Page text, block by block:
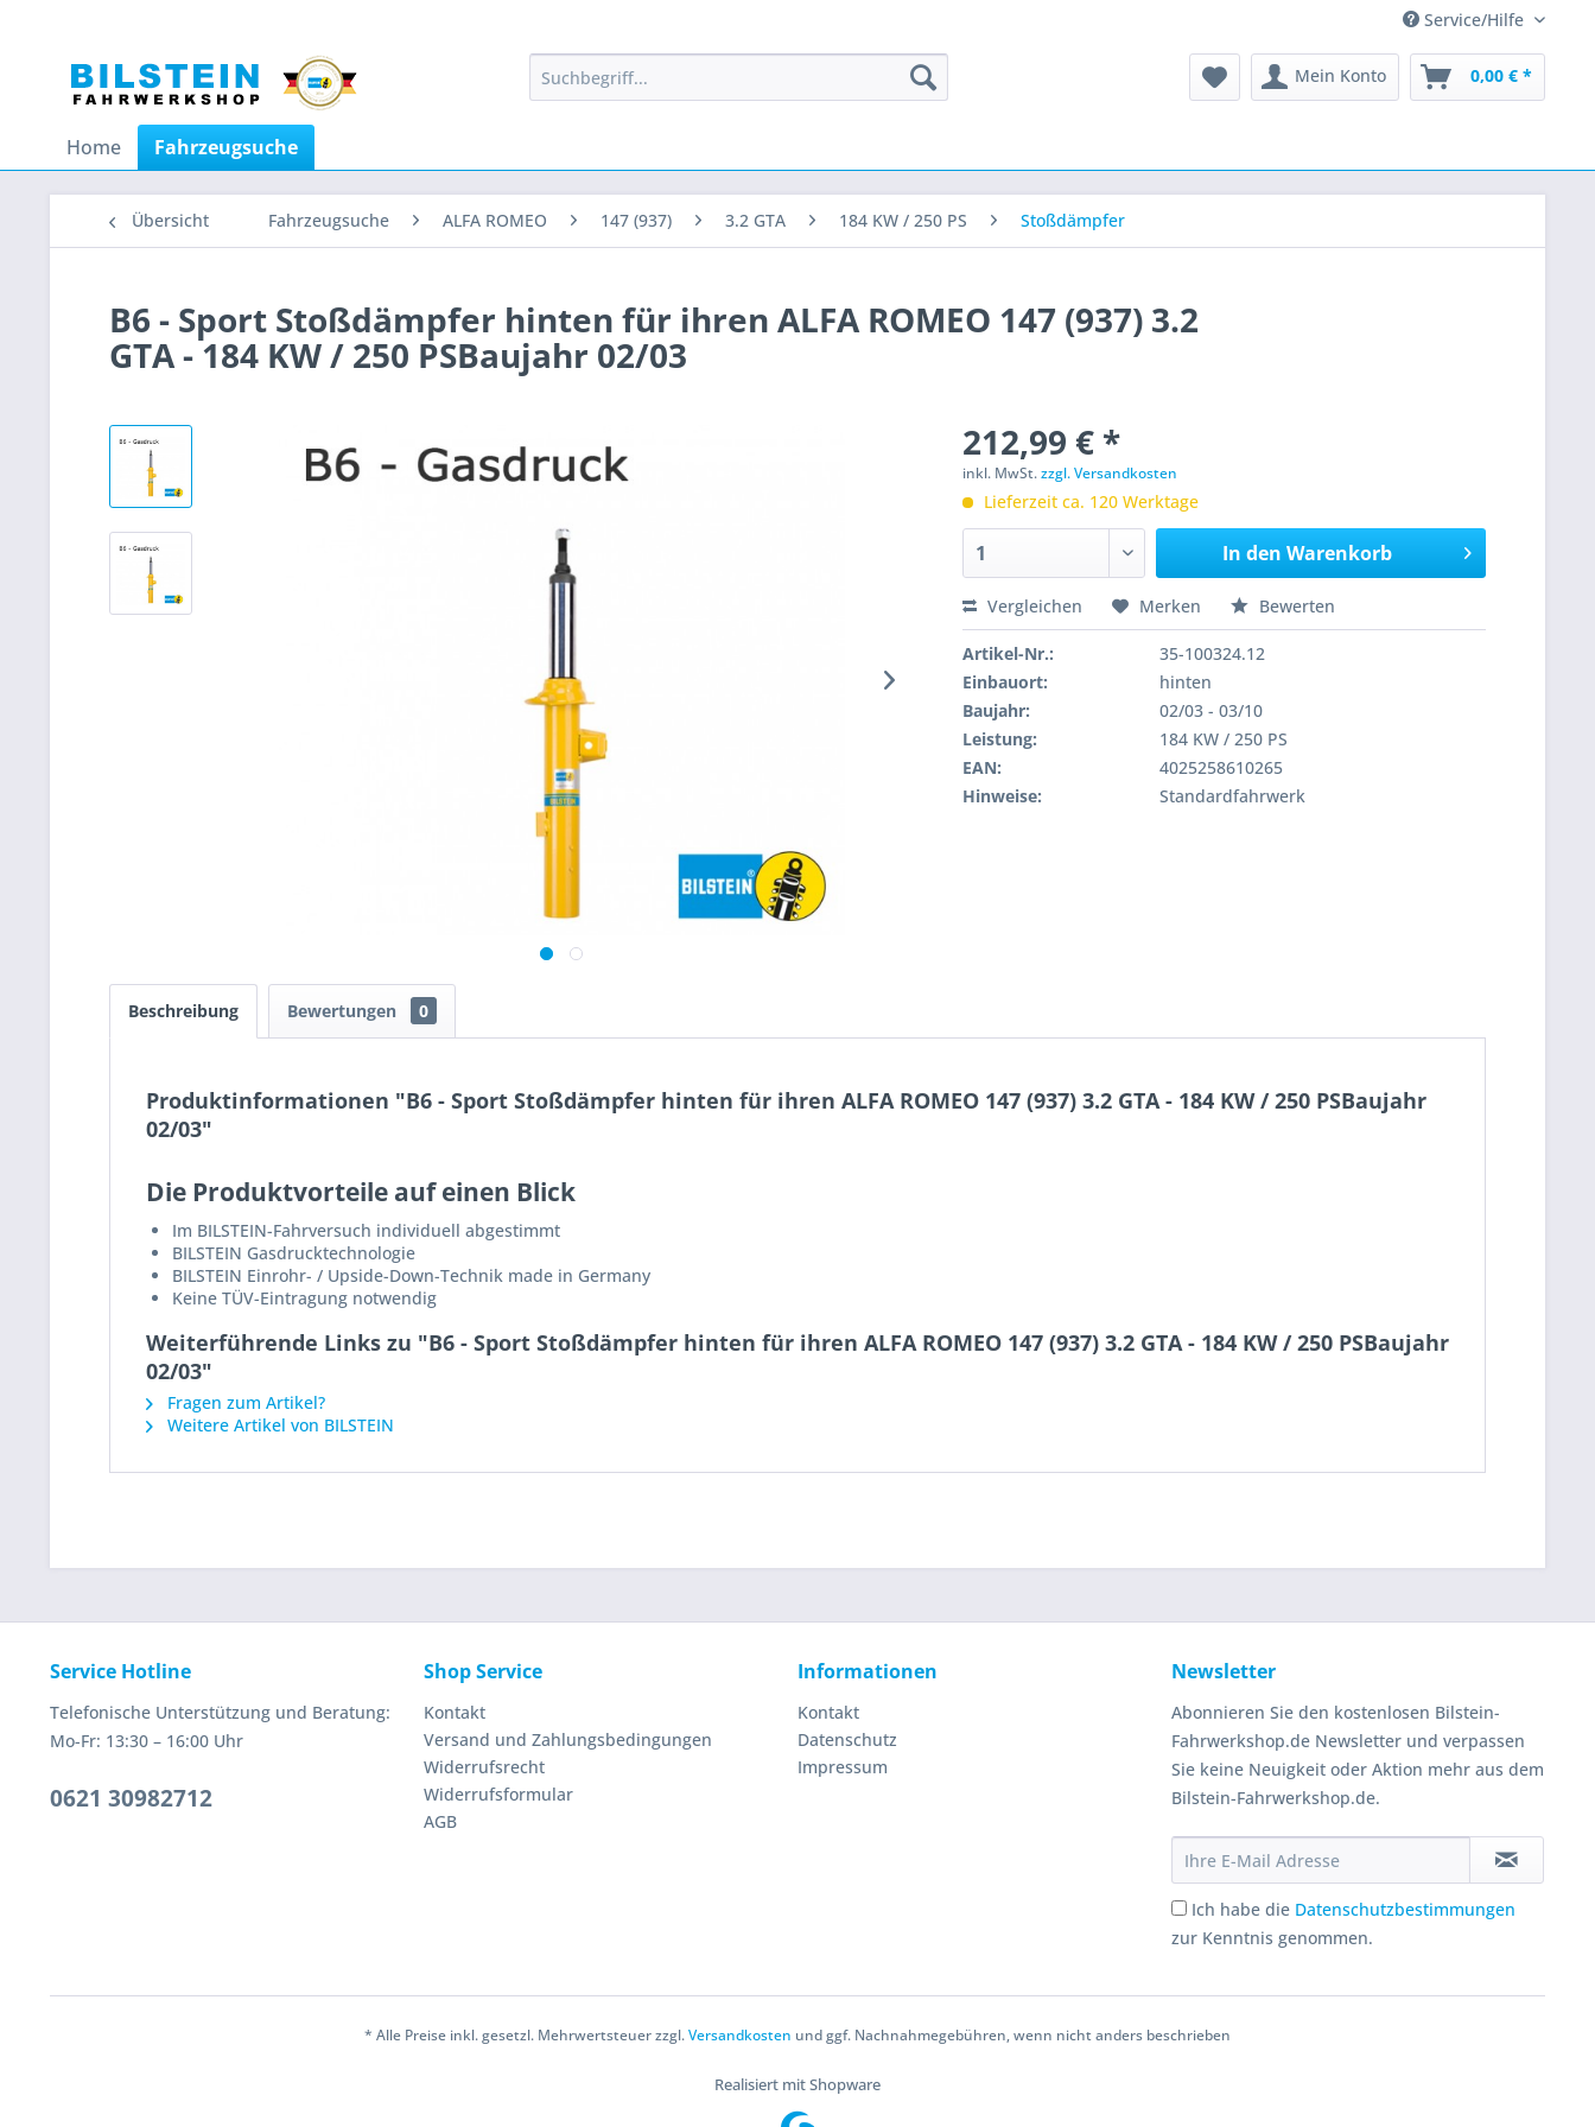
Service/Hilfe
Mein Konto 0,00 € *
Home Fahrzeugsuche
Übersicht Fahrzeugsuche ALFA ROMEO 147 (937) 3.2 GTA 184 KW / 250 PS Stoßdämpfer
B6 - Sport Stoßdämpfer hinten für ihren ALFA ROMEO 147 (937) 3.2
GTA - 184 KW / 250 PSBaujahr 02/03
212,99 € *
inkl. MwSt.zzgl. Versandkosten
Lieferzeit ca. 120 Werktage
In den Warenkorb
Vergleichen Merken Bewerten
Artikel-Nr.:
35-100324.12
Einbauort:
hinten
Baujahr:
02/03 - 03/10
Leistung:
184 KW / 250 PS
EAN:
4025258610265
Hinweise:
Standardfahrwerk
Beschreibung Bewertungen 0
Produktinformationen "B6 - Sport Stoßdämpfer hinten für ihren ALFA ROMEO 147 (937) 3.2 GTA - 184 KW / 250 PSBaujahr
02/03"
Die Produktvorteile auf einen Blick
Im BILSTEIN-Fahrversuch individuell abgestimmt
BILSTEIN Gasdrucktechnologie
BILSTEIN Einrohr- / Upside-Down-Technik made in Germany
Keine TÜV-Eintragung notwendig
Weiterführende Links zu "B6 - Sport Stoßdämpfer hinten für ihren ALFA ROMEO 147 (937) 3.2 GTA - 184 KW / 250 PSBaujahr
02/03"
Fragen zum Artikel?
Weitere Artikel von BILSTEIN
Service Hotline
Telefonische Unterstützung und Beratung:
Mo-Fr: 13:30 – 16:00 Uhr
0621 30982712
Shop Service
Kontakt
Versand und Zahlungsbedingungen
Widerrufsrecht
Widerrufsformular
AGB
Informationen
Kontakt
Datenschutz
Impressum
Newsletter
Abonnieren Sie den kostenlosen Bilstein-
Fahrwerkshop.de Newsletter und verpassen
Sie keine Neuigkeit oder Aktion mehr aus dem
Bilstein-Fahrwerkshop.de.
Ich habe die Datenschutzbestimmungen
zur Kenntnis genommen.
* Alle Preise inkl. gesetzl. Mehrwertsteuer zzgl.Versandkosten und ggf. Nachnahmegebühren, wenn nicht anders beschrieben
Realisiert mit Shopware